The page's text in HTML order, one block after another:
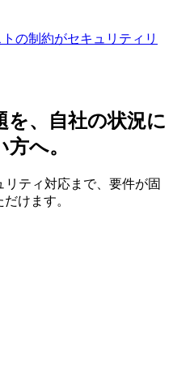
の制約がセキュリティリ
を、自社の状況に
へ。
ティ対応まで、要件が固
けます。